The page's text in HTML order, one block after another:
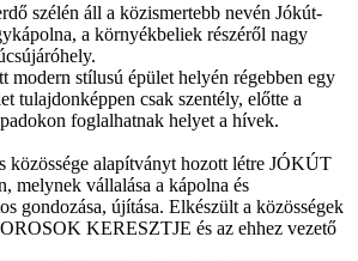
szélén áll a közismertebb nevén Jókút-
a környékbeliek részéről nagy
modern stílusú épület helyén régebben egy
tulajdonképpen csak szentély, előtte a
foglalhatnak helyet a hívek.
közössége alapítványt hozott létre JÓKÚT
vállalása a kápolna és
gondozása, újítása. Elkészült a közösségek
KERESZTJE és az ehhez vezető